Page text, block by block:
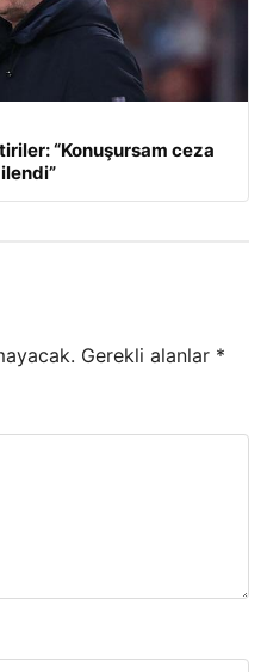
“Konuşursam ceza
Gerekli alanlar *